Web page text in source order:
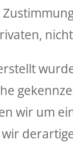
wir um